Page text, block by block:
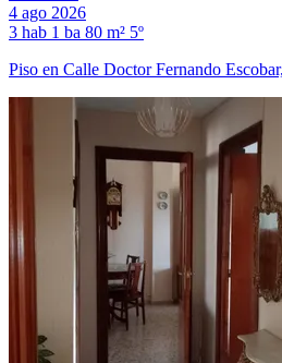
4 ago 2026
3 hab 1 ba 80 m² 5º
Piso en Calle Doctor Fernando